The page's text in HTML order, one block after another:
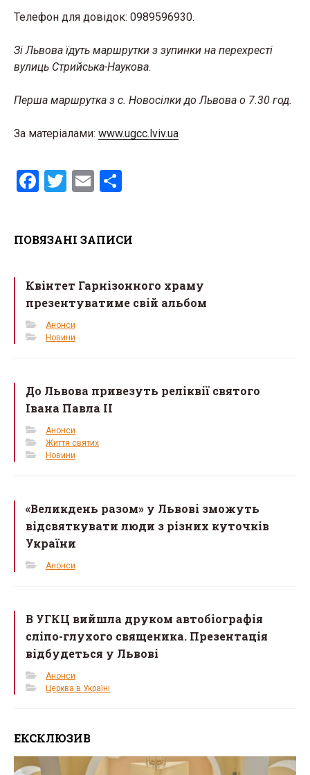
Телефон для довідок: 0989596930.
Зі Львова їдуть маршрутки з зупинки на перехресті
вулиць Стрийська-Наукова.
Перша маршрутка з с. Новосілки до Львова о 7.30 год.
За матеріалами: www.ugcc.lviv.ua
F
b
o
k
T
er
E
e
ПОВЯЗАНІ ЗАПИСИ
Квінтет Гарнізонного храму
презентуватиме свій альбом
Анонси
Новини
До Львова привезуть реліквії святого
Івана Павла ІІ
Анонси
Життя святих
Новини
«Великдень разом» у Львові зможуть
відсвяткувати люди з різних куточків
України
Анонси
В УГКЦ вийшла друком автобіографія
сліпо-глухого священика. Презентація
відбудеться у Львові
Анонси
Церква в Україні
ЕКСКЛЮЗИВ